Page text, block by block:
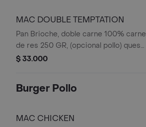
MAC DOUBLE TEMPTATION
Pan Brioche, doble carne 100% carne
de res 250 GR, (opcional pollo) queso
cheddar, queso mozarella, tocineta,
$ 33.000
Burger Pollo
MAC CHICKEN